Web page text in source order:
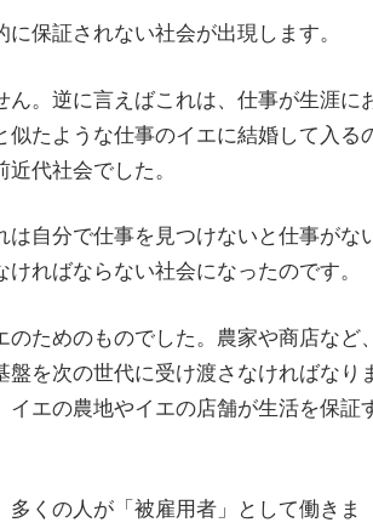
保証されない社会が出現します。
。逆に言えばこれは、仕事が生涯に
たような仕事のイエに結婚して入る
代社会でした。
自分で仕事を見つけないと仕事がな
ればならない社会になったのです。
ためのものでした。農家や商店など、
を次の世代に受け渡さなければなり
エの農地やイエの店舗が生活を保証
くの人が「被雇用者」として働きま